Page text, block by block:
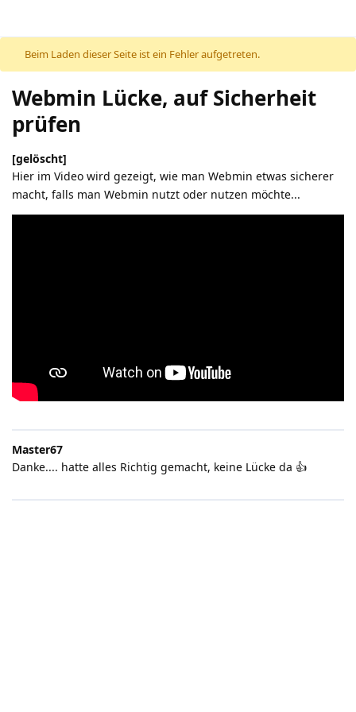
Beim Laden dieser Seite ist ein Fehler aufgetreten.
Webmin Lücke, auf Sicherheit
prüfen
[gelöscht]
Hier im Video wird gezeigt, wie man Webmin etwas sicherer
macht, falls man Webmin nutzt oder nutzen möchte...
Master67
Danke.... hatte alles Richtig gemacht, keine Lücke da 👍️